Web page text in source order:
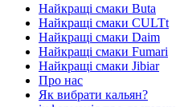
Найкращі смаки Buta
Найкращі смаки CULTt
Найкращі смаки Daim
Найкращі смаки Fumari
Найкращі смаки Jibiar
Про нас
Як вибрати кальян?